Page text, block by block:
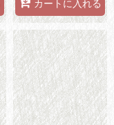
カートに入れる